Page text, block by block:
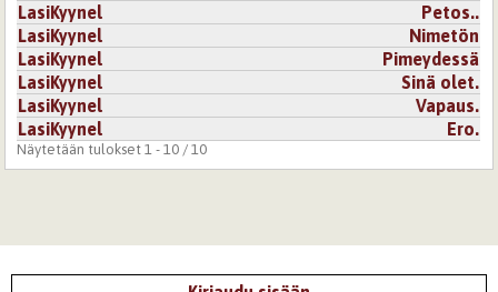
LasiKyynel
Petos..
LasiKyynel
Nimetön
LasiKyynel
Pimeydessä
LasiKyynel
Sinä olet.
LasiKyynel
Vapaus.
LasiKyynel
Ero.
Näytetään tulokset 1 - 10 / 10